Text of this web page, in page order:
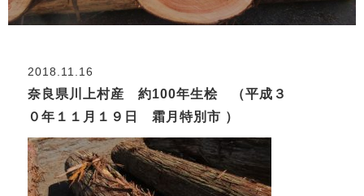
2018.11.16
奈良県川上村産 約100年生桧 （平成３
０年１１月１９日 霜月特別市 ）